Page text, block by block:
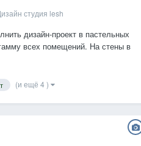
студия lesh
дизайн-проект в пастельных
всех помещений. На стены в
насыщенным шоколадным
и текстуру штукатур...
(и ещё 4 )